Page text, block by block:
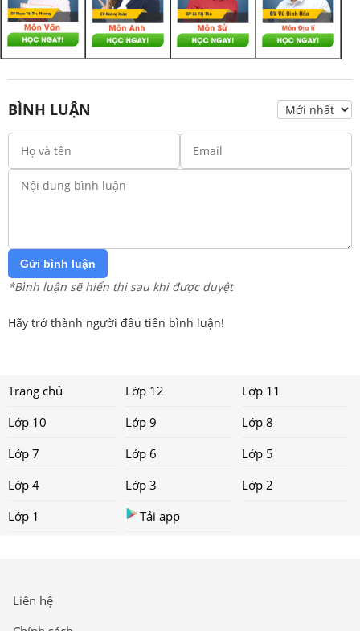
BÌNH LUẬN
Gửi bình luận
*Bình luận sẽ hiển thị sau khi được duyệt
Hãy trở thành người đầu tiên bình luận!
Trang chủ Lớp 12
Lớp 11
Lớp 10
Lớp 9
Lớp 8
Lớp 7
Lớp 6
Lớp 5
Lớp 4
Lớp 3
Lớp 2
Lớp 1
Tải app
Liên hệ